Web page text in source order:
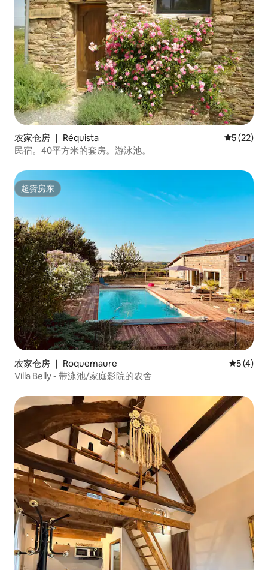
农家仓房 ｜ Réquista 平均评分
5 (22)
民宿。40平方米的套房。游泳池。
超赞房东
超赞房东
农家仓房 ｜ Roquemaure 平均评分
5 (4)
Villa Belly - 带泳池/家庭影院的农舍